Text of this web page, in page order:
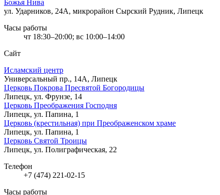
Божья Нива
ул. Ударников, 24А, микрорайон Сырский Рудник, Липецк
Часы работы
чт 18:30–20:00; вс 10:00–14:00
Сайт
Исламский центр
Универсальный пр., 14А, Липецк
Церковь Покрова Пресвятой Богородицы
Липецк, ул. Фрунзе, 14
Церковь Преображения Господня
Липецк, ул. Папина, 1
Церковь (крестильная) при Преображенском храме
Липецк, ул. Папина, 1
Церковь Святой Троицы
Липецк, ул. Полиграфическая, 22
Телефон
+7 (474) 221-02-15
Часы работы